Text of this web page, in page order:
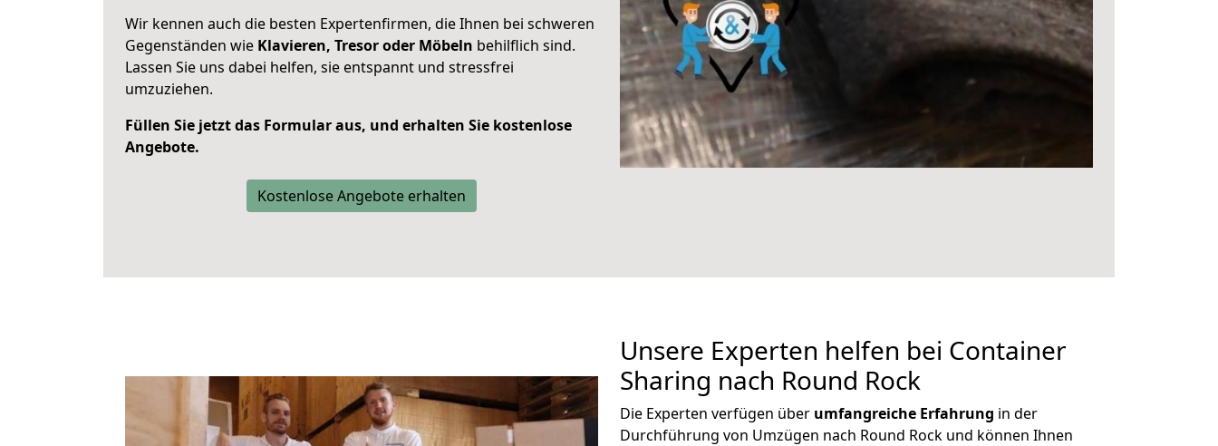
Wir kennen auch die besten Expertenfirmen, die Ihnen bei schweren
Gegenständen wie Klavieren, Tresor oder Möbeln behilflich sind.
Lassen Sie uns dabei helfen, sie entspannt und stressfrei
umzuziehen.
Füllen Sie jetzt das Formular aus, und erhalten Sie kostenlose
Angebote.
Kostenlose Angebote erhalten
Unsere Experten helfen bei Container
Sharing nach Round Rock
Die Experten verfügen über umfangreiche Erfahrung in der
Durchführung von Umzügen nach Round Rock und können Ihnen